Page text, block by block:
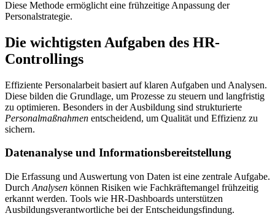
Diese Methode ermöglicht eine frühzeitige Anpassung der
Personalstrategie.
Die wichtigsten Aufgaben des HR-
Controllings
Effiziente Personalarbeit basiert auf klaren Aufgaben und Analysen.
Diese bilden die Grundlage, um Prozesse zu steuern und langfristig
zu optimieren. Besonders in der Ausbildung sind strukturierte
Personalmaßnahmen entscheidend, um Qualität und Effizienz zu
sichern.
Datenanalyse und Informationsbereitstellung
Die Erfassung und Auswertung von Daten ist eine zentrale Aufgabe.
Durch Analysen können Risiken wie Fachkräftemangel frühzeitig
erkannt werden. Tools wie HR-Dashboards unterstützen
Ausbildungsverantwortliche bei der Entscheidungsfindung.